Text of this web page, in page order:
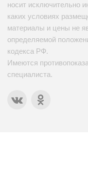
носит исключительно
каких условиях
материалы и цены не
определяемой
кодекса РФ.
Имеются
специалиста.